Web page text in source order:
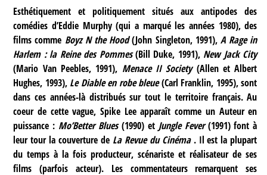
Esthétiquement et politiquement situés aux antipodes des
comédies d’Eddie Murphy (qui a marqué les années 1980), des
films comme Boyz N the Hood(John Singleton, 1991), A Rage in
Harlem : la Reine des Pommes(Bill Duke, 1991), New Jack City
(Mario Van Peebles, 1991), Menace II Society(Allen et Albert
Hughes, 1993), Le Diable en robe bleue(Carl Franklin, 1995), sont
dans ces années-là distribués sur tout le territoire français. Au
coeur de cette vague, Spike Lee apparaît comme un Auteur en
puissance : Mo’Better Blues(1990) et Jungle Fever(1991) font à
leur tour la couverture de La Revue du Cinéma. Il est la plupart
du temps à la fois producteur, scénariste et réalisateur de ses
films (parfois acteur). Les commentateurs remarquent ses